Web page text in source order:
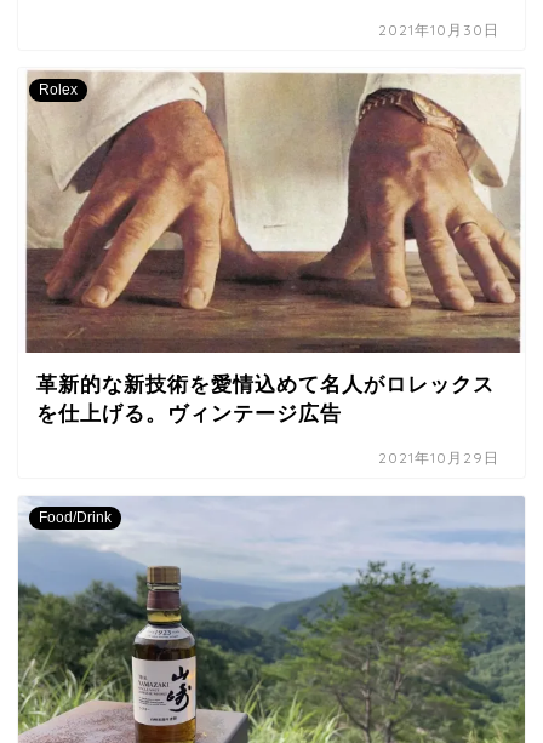
2021年10月30日
Rolex
革新的な新技術を愛情込めて名人がロレックス
を仕上げる。ヴィンテージ広告
2021年10月29日
Food/Drink